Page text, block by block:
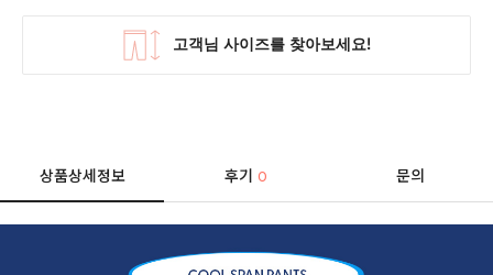
상품상세정보 후기0 문의